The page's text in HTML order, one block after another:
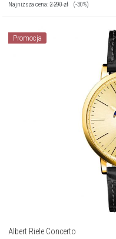
Najniższa cena:2 290zł (-30%)
Promocja
Albert Riele Concerto